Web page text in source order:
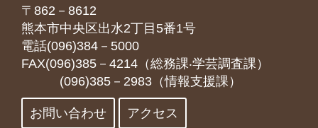
〒862－8612
熊本市中央区出水2丁目5番1号
電話(096)384－5000
FAX(096)385－4214（総務課‧学芸調査課）
(096)385－2983（情報支援課）
お問い合わせ アクセス